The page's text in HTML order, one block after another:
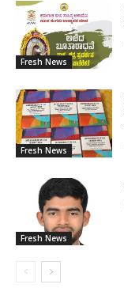
Fresh News
Fresh News
Fresh News